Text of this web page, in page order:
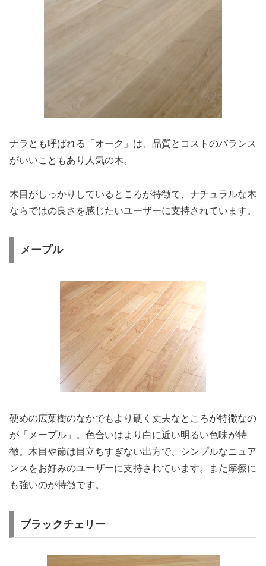
ナラとも呼ばれる「オーク」は、品質とコストのバランス
がいいこともあり人気の木。
木目がしっかりしているところが特徴で、ナチュラルな木
ならではの良さを感じたいユーザーに支持されています。
メープル
硬めの広葉樹のなかでもより硬く丈夫なところが特徴なの
が「メープル」。色合いはより白に近い明るい色味が特
徴。木目や節は目立ちすぎない出方で、シンプルなニュア
ンスをお好みのユーザーに支持されています。また摩擦に
も強いのが特徴です。
ブラックチェリー